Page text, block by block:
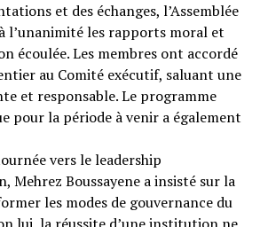
et des échanges, l’Assemblée
l’unanimité les rapports moral et
écoulée. Les membres ont accordé
au Comité exécutif, saluant une
et responsable. Le programme
pour la période à venir a également
vers le leadership
Mehrez Boussayene a insisté sur la
les modes de gouvernance du